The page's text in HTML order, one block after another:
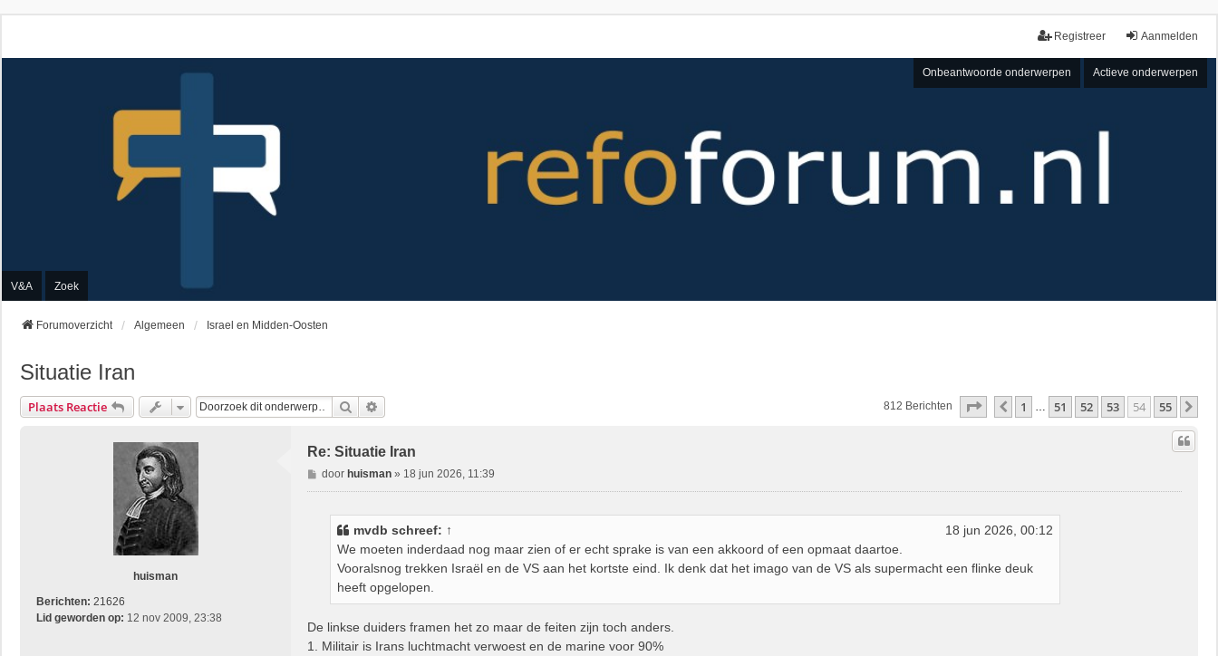
Aanmelden
Registreer
Onbeantwoorde onderwerpen Actieve onderwerpen
V&A Zoek
Forumoverzicht Algemeen Israel en Midden-Oosten
Situatie Iran
Plaats Reactie Zoek 812 Berichten Pagina54Van55
Vorige
1 … 51 52 53 54 55
huisman
Berichten: 21626
Lid geworden op: 12 nov 2009, 23:38
Re: Situatie Iran
B
e
door huisman» 18 jun 2026, 11:39
mvdb schreef: ↑
18 jun 2026, 00:12
We moeten inderdaad nog maar zien of er echt sprake is van een akkoord of een opmaat daartoe.
Vooralsnog trekken Israël en de VS aan het kortste eind. Ik denk dat het imago van de VS als supermacht een flinke deuk
heeft opgelopen.
De linkse duiders framen het zo maar de feiten zijn toch anders.
1. Militair is Irans luchtmacht verwoest en de marine voor 90%